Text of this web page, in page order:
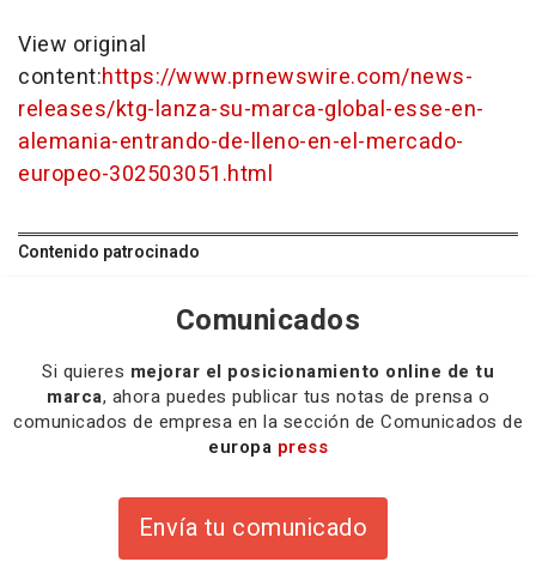
View original
content:https://www.prnewswire.com/news-
releases/ktg-lanza-su-marca-global-esse-en-
alemania-entrando-de-lleno-en-el-mercado-
europeo-302503051.html
Contenido patrocinado
Comunicados
Si quieres mejorar el posicionamiento online de tu
marca, ahora puedes publicar tus notas de prensa o
comunicados de empresa en la sección de Comunicados de
europa press
Envía tu comunicado